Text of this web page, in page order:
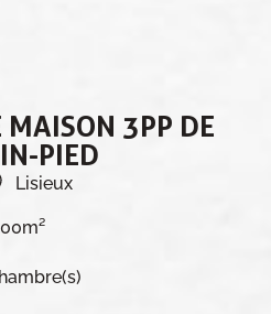
3PP DE
PIED
Lisieux